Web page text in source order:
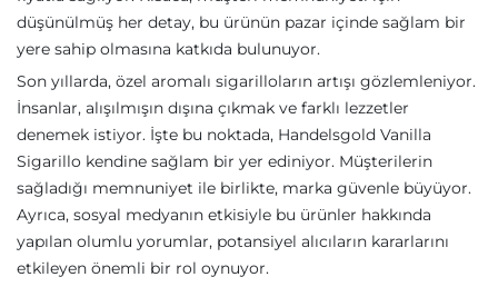
düşünülmüş her detay, bu ürünün pazar içinde sağlam bir
yere sahip olmasına katkıda bulunuyor.
Son yıllarda, özel aromalı sigarilloların artışı gözlemleniyor.
İnsanlar, alışılmışın dışına çıkmak ve farklı lezzetler
denemek istiyor. İşte bu noktada, Handelsgold Vanilla
Sigarillo kendine sağlam bir yer ediniyor. Müşterilerin
sağladığı memnuniyet ile birlikte, marka güvenle büyüyor.
Ayrıca, sosyal medyanın etkisiyle bu ürünler hakkında
yapılan olumlu yorumlar, potansiyel alıcıların kararlarını
etkileyen önemli bir rol oynuyor.